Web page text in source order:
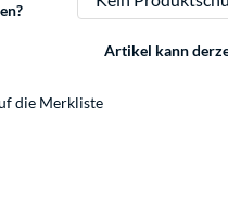
Artikel kann
die Merkliste